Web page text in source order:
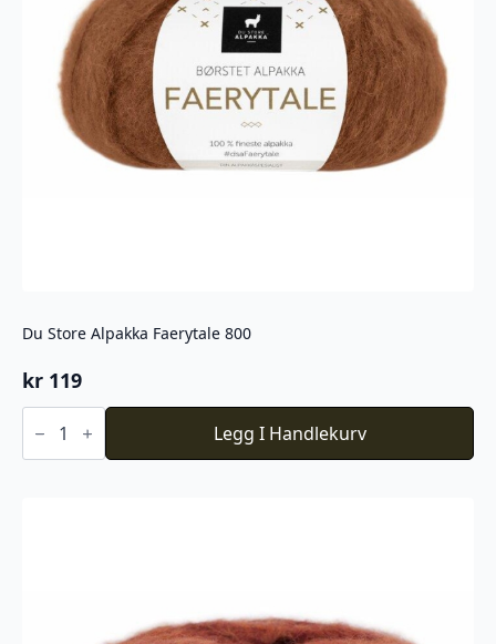
Du Store Alpakka Faerytale 800
kr 119
Du
Store
Faerytale
Legg I Handlekurv